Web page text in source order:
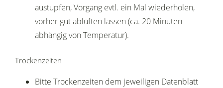
austupfen, Vorgang evtl. ein Mal wiederholen,
vorher gut ablüften lassen (ca. 20 Minuten
abhängig von Temperatur).
Trockenzeiten
Bitte Trockenzeiten dem jeweiligen Datenblatt